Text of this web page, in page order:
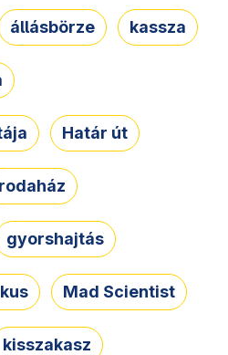
állásbörze kassza
Határ út
gyorshajtás
Mad Scientist
kisszakasz